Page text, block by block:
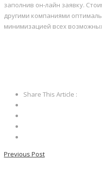
заполнив он-лайн заявку.
другими компаниями
минимизацией всех
Share This Article :
Previous Post